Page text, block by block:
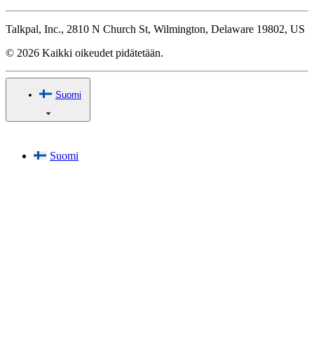
Talkpal, Inc., 2810 N Church St, Wilmington, Delaware 19802, US
© 2026 Kaikki oikeudet pidätetään.
Suomi
Suomi